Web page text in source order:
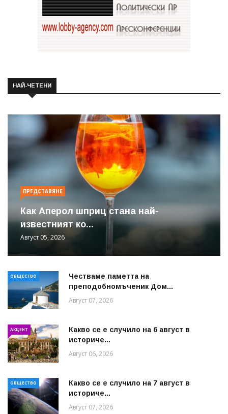
НАЙ-ЧЕТЕНИ
ПРЕДСТАВЯНЕ
Как Аперол шприц стана най-
известният ко...
Август 05, 2026
ОБЩЕСТВО
Честваме паметта на
преподобномъченик Дом...
Август 07, 2026
АКЦЕНТ
Какво се е случило на 6 август в
историче...
Август 06, 2026
ОБЩЕСТВО
Какво се е случило на 7 август в
историче...
Август 07, 2026